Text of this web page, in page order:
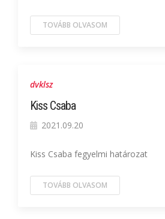
TOVÁBB OLVASOM
dvklsz
Kiss Csaba
2021.09.20
Kiss Csaba fegyelmi határozat
TOVÁBB OLVASOM